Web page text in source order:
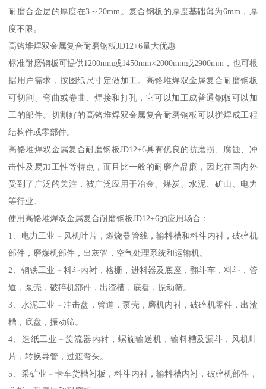
耐磨合金层的厚度在3～20mm。复合钢板的厚度基础薄为6mm，厚
度不限。
高铬堆焊双金属复合耐磨钢板JD12+6量大优惠
标准耐磨钢板可提供1200mm或1450mm×2000mm或2900mm，也可根
据用户需求，按图纸尺寸定做加工。高铬堆焊双金属复合耐磨钢板
可切割、弯曲或卷曲、焊接和打孔，它可以加工成普通钢板可以加
工的部件。切割好的高铬堆焊双金属复合耐磨钢板可以拼焊成工程
结构件或零部件。
高铬堆焊双金属复合耐磨钢板JD12+6具有优良的抗磨损、腐蚀、冲
击性及易加工性等特点，而且比一般的耐磨产品廉，因此在国内外
受到了广泛的关注，被广泛应用于冶金、煤炭、水泥、矿山、电力
等行业。
使用高铬堆焊双金属复合耐磨钢板JD12+6的应用场合：
1、电力工业－风机叶片，燃烧器管线，输料槽和料斗内衬，破碎机
部件，磨煤机部件，出灰管，空气处理系统和运输机。
2、钢铁工业－料斗内衬，格栅，进料器及底座，翻斗车，料斗，管
道，泵壳，破碎机部件，出渣槽，底盘，振动筛。
3、水泥工业－冲击盘，管道，泵壳，磨机内衬，破碎机零件，出渣
槽，底盘，振动筛。
4、造纸工业－旋流器内衬，螺旋输送机，输料槽及漏斗，风机叶
片，转换导管，过渡弯头。
5、采矿业－卡车货槽衬板，料斗内衬，输料槽内衬，破碎机部件，